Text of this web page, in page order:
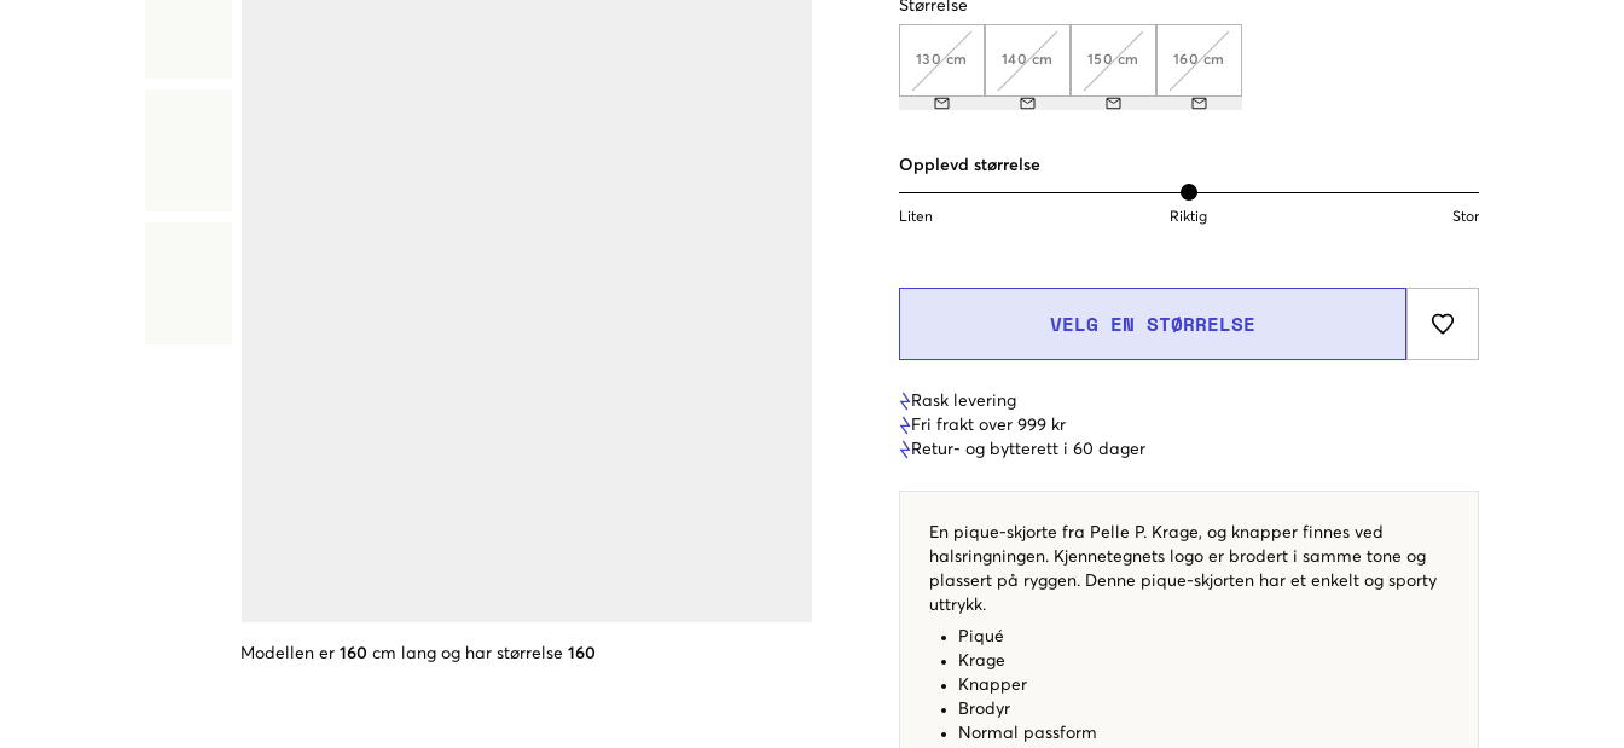
Modellen er 160 cm lang og har størrelse 160
Størrelse
130 cm 140 cm 150 cm 160 cm
Opplevd størrelse
Liten Riktig Stor
VELG EN STØRRELSE
Rask levering
Fri frakt over 999 kr
Retur- og bytterett i 60 dager
En pique-skjorte fra Pelle P. Krage, og knapper finnes ved
halsringningen. Kjennetegnets logo er brodert i samme tone og
plassert på ryggen. Denne pique-skjorten har et enkelt og sporty
uttrykk.
Piqué
Krage
Knapper
Brodyr
Normal passform